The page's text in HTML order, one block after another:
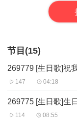
节目(15)
269779 [生日歌]祝
147 04:18
269775 [生日歌]生
114 08:55